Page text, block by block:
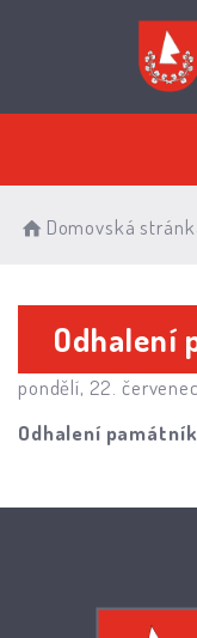
Domovská
Odhalení
pondělí, 22.
Odhalení